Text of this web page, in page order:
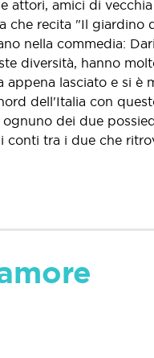
attori, amici di
che recita "Il giardino
nella commedia:
diversità, hanno
appena lasciato e si è
dell'Italia con
dei due
conti tra i due che